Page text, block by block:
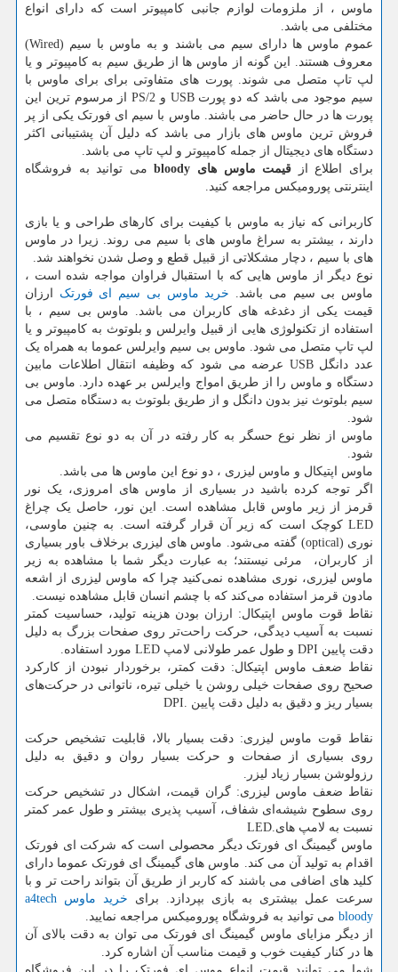
ماوس ، از ملزومات لوازم جانبی کامپیوتر است که دارای انواع
مختلفی می باشد.
عموم ماوس ها دارای سیم می باشند و به ماوس با سیم (Wired
)
معروف هستند. این گونه از ماوس ها از طریق سیم به کامپیوتر و یا
لپ تاپ متصل می شوند. پورت های متفاوتی برای برای ماوس با
سیم موجود می باشد که دو پورتUSB و PS/2از مرسوم ترین این
پورت ها در حال حاضر می باشند. ماوس با سیم ای فورتک یکی از پر
فروش ترین ماوس های بازار می باشد که دلیل آن پشتیبانی اکثر
دستگاه های دیجیتال از جمله کامپیوتر و لپ تاپ می باشد.
برای اطلاع از قیمت ماوس های bloody می توانید به فروشگاه
اینترنتی پورومیکس مراجعه کنید.
کاربرانی که نیاز به ماوس با کیفیت برای کارهای طراحی و یا بازی
دارند ، بیشتر به سراغ ماوس های با سیم می روند. زیرا در ماوس
های با سیم ، دچار مشکلاتی از قبیل قطع و وصل شدن نخواهند شد.
نوع دیگر از ماوس هایی که با استقبال فراوان مواجه شده است ،
ماوس بی سیم می باشد. خرید ماوس بی سیم ای فورتک ارزان
قیمت یکی از دغدغه های کاربران می باشد. ماوس بی سیم ، با
استفاده از تکنولوژی هایی از قبیل وایرلس و بلوتوث به کامپیوتر و یا
لپ تاپ متصل می شود. ماوس بی سیم وایرلس عموما به همراه یک
عدد دانگلUSB عرضه می شود که وظیفه انتقال اطلاعات مابین
دستگاه و ماوس را از طریق امواج وایرلس بر عهده دارد. ماوس بی
سیم بلوتوث نیز بدون دانگل و از طریق بلوتوث به دستگاه متصل می
شود.
ماوس از نظر نوع حسگر به کار رفته در آن به دو نوع تقسیم می
شود.
ماوس اپتیکال و ماوس لیزری ، دو نوع این ماوس ها می باشد.
اگر توجه کرده باشید در بسیاری از ماوس های امروزی، یک نور
قرمز از زیر ماوس قابل مشاهده است. این نور، حاصل یک چراغ
LED کوچک است که زیر آن قرار گرفته است. به چنین ماوسی،
نوری (optical) گفته می‌شود. ماوس های لیزری برخلاف باور بسیاری
از کاربران، مرئی نیستند؛ به عبارت دیگر شما با مشاهده به زیر
ماوس لیزری، نوری مشاهده نمی‌کنید چرا که ماوس لیزری از اشعه
مادون قرمز استفاده می‌کند که با چشم انسان قابل مشاهده نیست.
نقاط قوت ماوس اپتیکال: ارزان بودن هزینه تولید، حساسیت کمتر
نسبت به آسیب دیدگی، حرکت راحت‌تر روی صفحات بزرگ به دلیل
دقت پایین DPI و طول عمر طولانی لامپ LED مورد استفاده
نقاط ضعف ماوس اپتیکال: دقت کمتر، برخوردار نبودن از کارکرد
صحیح روی صفحات خیلی روشن یا خیلی تیره، ناتوانی در حرکت‌های
بسیار ریز و دقیق به دلیل دقت پایین
DPI.
نقاط قوت ماوس لیزری: دقت بسیار بالا، قابلیت تشخیص حرکت
روی بسیاری از صفحات و حرکت بسیار روان و دقیق به دلیل
رزولوشن بسیار زیاد لیزر
نقاط ضعف ماوس لیزری: گران قیمت، اشکال در تشخیص حرکت
روی سطوح شیشه‌ای شفاف، آسیب پذیری بیشتر و طول عمر کمتر
نسبت به لامپ های LED.
ماوس گیمینگ ای فورتک دیگر محصولی است که شرکت ای فورتک
اقدام به تولید آن می کند. ماوس های گیمینگ ای فورتک عموما دارای
کلید های اضافی می باشند که کاربر از طریق آن بتواند راحت تر و با
سرعت عمل بیشتری به بازی بپردازد. برای خرید ماوس a4tech
bloody می توانید به فروشگاه پورومیکس مراجعه نمایید.
از دیگر مزایای ماوس گیمینگ ای فورتک می توان به دقت بالای آن
ها در کنار کیفیت خوب و قیمت مناسب آن اشاره کرد.